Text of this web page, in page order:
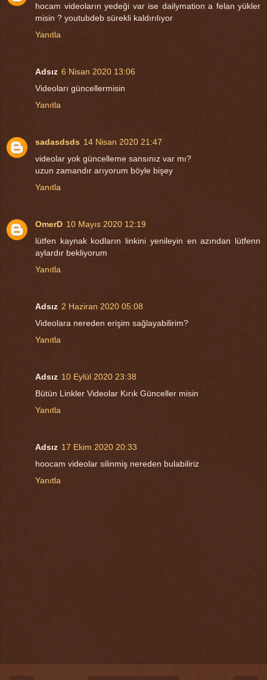
hocam videoların yedeği var ise dailymation a felan yükler
misin ? youtubdeb sürekli kaldırılıyor
Yanıtla
Adsız 6 Nisan 2020 13:06
Videoları güncellermisin
Yanıtla
sadasdsds 14 Nisan 2020 21:47
videolar yok güncelleme sansınız var mı?
uzun zamandır arıyorum böyle bişey
Yanıtla
OmerD 10 Mayıs 2020 12:19
lütfen kaynak kodların linkini yenileyin en azından lütfenn
aylardır bekliyorum
Yanıtla
Adsız 2 Haziran 2020 05:08
Videolara nereden erişim sağlayabilirim?
Yanıtla
Adsız 10 Eylül 2020 23:38
Bütün Linkler Videolar Kırık Günceller misin
Yanıtla
Adsız 17 Ekim 2020 20:33
hoocam videolar silinmiş nereden bulabiliriz
Yanıtla